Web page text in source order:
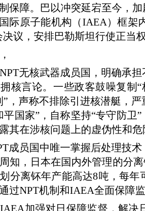
保障。巴以冲突延宕至今，
际原子能机构（IAEA）框
议，安排巴勒斯坦行使正当
无核武器成员国，明确承
核言论。一些政客鼓噪复制
”，声称不排除引进核潜艇，
平国家”，自称坚持“专守防
其在涉核问题上的虚伪性和
成员国中唯一掌握后处理技
知，日本在国内外管理的分
分离钚年产能高达8吨，每
过NPT机制和IAEA全面保障
加强对日保障监督，解